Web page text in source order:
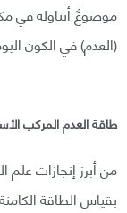
موضوعٌ أتناوله في
(العدم) في الكون
طاقة العدم المركب
من أبرز إنجازات علم
بقياس الطاقة